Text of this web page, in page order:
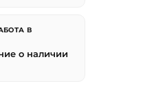
В
о наличии